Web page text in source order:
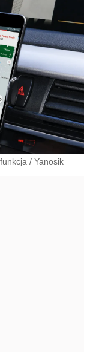
/ Yanosik